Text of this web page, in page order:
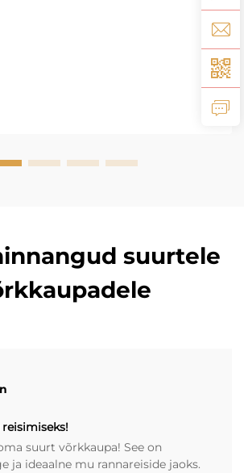
suurtele
suurt võrkkaupa! See on
ja ideaalne mu rannareiside jaoks.